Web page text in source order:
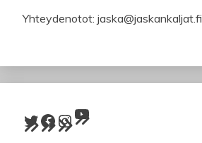
Yhteydenotot: jaska@jaskankaljat.fi
Twitter Facebook InstagramYouTube